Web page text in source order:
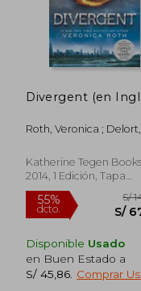
50%
dcto. S/
Divergent (en
Roth, Veronica ; Delort,
Katherine Tegen Books,
2014, 1 Edición, Tapa
Blanda, Nuevo
Disponible Usado
en Buen Estado a
S/ 45,86 Comprar